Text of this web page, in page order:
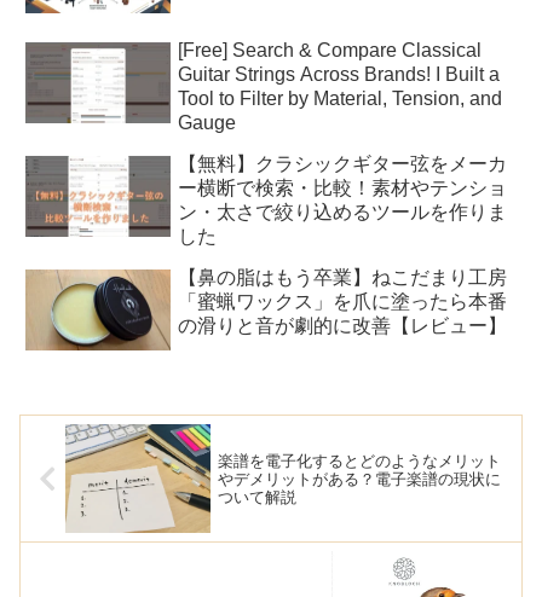
[Free] Search & Compare Classical
Guitar Strings Across Brands! I Built a
Tool to Filter by Material, Tension, and
Gauge
【無料】クラシックギター弦をメーカ
ー横断で検索・比較！素材やテンショ
ン・太さで絞り込めるツールを作りま
した
【鼻の脂はもう卒業】ねこだまり工房
「蜜蝋ワックス」を爪に塗ったら本番
の滑りと音が劇的に改善【レビュー】
楽譜を電子化するとどのようなメリット
やデメリットがある？電子楽譜の現状に
ついて解説